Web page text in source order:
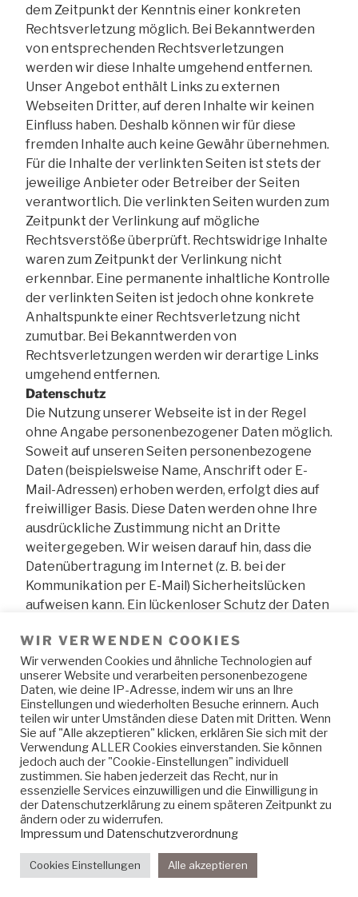
dem Zeitpunkt der Kenntnis einer konkreten
Rechtsverletzung möglich. Bei Bekanntwerden
von entsprechenden Rechtsverletzungen
werden wir diese Inhalte umgehend entfernen.
Unser Angebot enthält Links zu externen
Webseiten Dritter, auf deren Inhalte wir keinen
Einfluss haben. Deshalb können wir für diese
fremden Inhalte auch keine Gewähr übernehmen.
Für die Inhalte der verlinkten Seiten ist stets der
jeweilige Anbieter oder Betreiber der Seiten
verantwortlich. Die verlinkten Seiten wurden zum
Zeitpunkt der Verlinkung auf mögliche
Rechtsverstöße überprüft. Rechtswidrige Inhalte
waren zum Zeitpunkt der Verlinkung nicht
erkennbar. Eine permanente inhaltliche Kontrolle
der verlinkten Seiten ist jedoch ohne konkrete
Anhaltspunkte einer Rechtsverletzung nicht
zumutbar. Bei Bekanntwerden von
Rechtsverletzungen werden wir derartige Links
umgehend entfernen.
Datenschutz
Die Nutzung unserer Webseite ist in der Regel
ohne Angabe personenbezogener Daten möglich.
Soweit auf unseren Seiten personenbezogene
Daten (beispielsweise Name, Anschrift oder E-
Mail-Adressen) erhoben werden, erfolgt dies auf
freiwilliger Basis. Diese Daten werden ohne Ihre
ausdrückliche Zustimmung nicht an Dritte
weitergegeben. Wir weisen darauf hin, dass die
Datenübertragung im Internet (z. B. bei der
Kommunikation per E-Mail) Sicherheitslücken
aufweisen kann. Ein lückenloser Schutz der Daten
Nutzung von im Rahmen der Impressumspflicht
veröffentlichten Kontaktdaten durch Dritte zur
Übersendung von nicht ausdrücklich
angeforderter Werbung und
Informationsmaterialien wird hiermit ausdrücklich
widersprochen. Die Betreiber der Seiten behalten
sich ausdrücklich rechtliche Schritte im Falle der
unverlangten Zusendung von
Werbeinformationen, etwa durch Spam-Mails, vor.
Proudly powered by WordPress
WIR VERWENDEN COOKIES
Wir verwenden Cookies und ähnliche Technologien auf
unserer Website und verarbeiten personenbezogene
Daten, wie deine IP-Adresse, indem wir uns an Ihre
Einstellungen und wiederholten Besuche erinnern. Auch
teilen wir unter Umständen diese Daten mit Dritten. Wenn
Sie auf "Alle akzeptieren" klicken, erklären Sie sich mit der
Verwendung ALLER Cookies einverstanden. Sie können
jedoch auch der "Cookie-Einstellungen" individuell
zustimmen. Sie haben jederzeit das Recht, nur in
essenzielle Services einzuwilligen und die Einwilligung in
der Datenschutzerklärung zu einem späteren Zeitpunkt zu
ändern oder zu widerrufen.
Impressum und Datenschutzverordnung
Cookies Einstellungen Alle akzeptieren